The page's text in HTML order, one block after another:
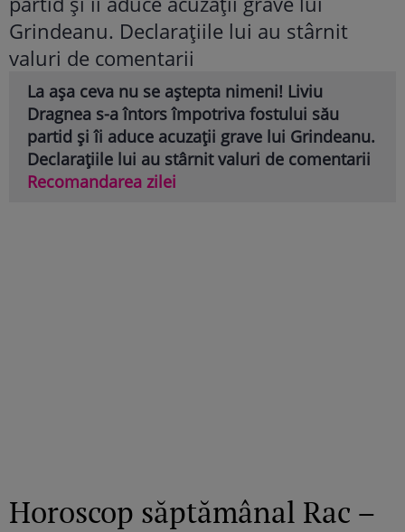
La așa ceva nu se aștepta nimeni! Liviu
Dragnea s-a întors împotriva fostului său
partid și îi aduce acuzații grave lui Grindeanu.
Declarațiile lui au stârnit valuri de comentarii
Recomandarea zilei
Horoscop săptămânal Rac –